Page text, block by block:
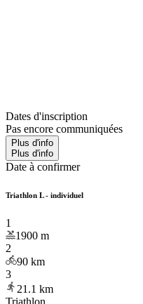
Dates d'inscription
Pas encore communiquées
Plus d'info
Plus d'info
Date à confirmer
Triathlon L - individuel
1
1900 m
2
90 km
3
21.1 km
Triathlon